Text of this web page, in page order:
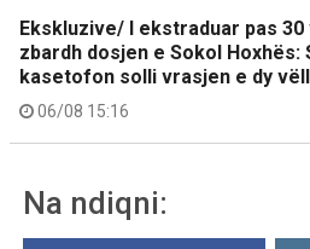
Ekskluzive/ I ekstraduar pas
zbardh dosjen e Sokol Hoxhës:
kasetofon solli vrasjen e dy
06/08 15:16
Na ndiqni: